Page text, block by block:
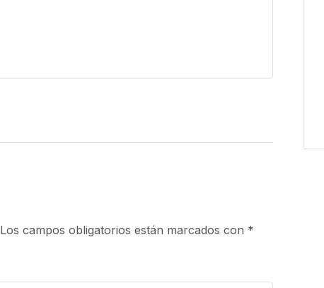
Los campos obligatorios están marcados con *